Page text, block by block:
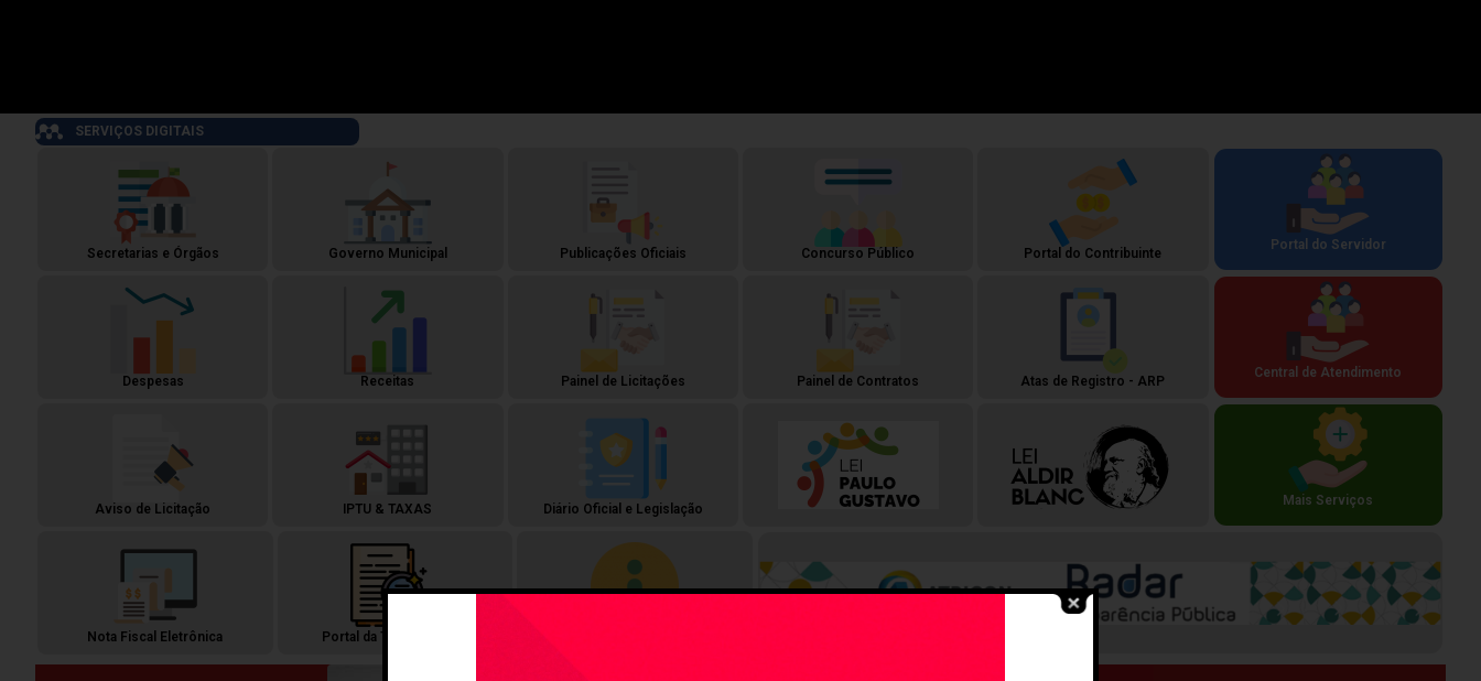
SERVIÇOS DIGITAIS
Secretarias e Órgãos Governo Municipal Publicações Oficiais Concurso Público Portal do Contribuinte
Portal do Servidor
Despesas Receitas Painel de Licitações Painel de Contratos Atas de Registro - ARP
Central de Atendimento
Aviso de Licitação IPTU & TAXAS Diário Oficial e Legislação
Mais Serviços
Nota Fiscal Eletrônica Portal da Transparência